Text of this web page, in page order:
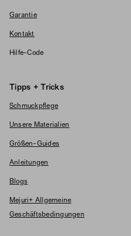
Garantie
Kontakt
Hilfe-Code
Tipps + Tricks
Schmuckpflege
Unsere Materialien
Größen-Guides
Anleitungen
Blogs
Mejuri+ Allgemeine
Geschäftsbedingungen